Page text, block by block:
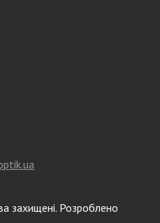
захищені. Розроблено